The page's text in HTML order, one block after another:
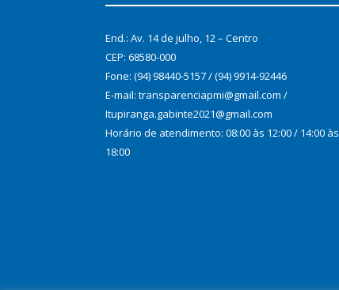
End.: Av. 14 de julho, 12 – Centro
CEP: 68580-000
Fone: (94) 98440-5157 / (94) 9914-92446
E-mail: transparenciapmi@gmail.com /
Itupiranga.gabinte2021@gmail.com
Horário de atendimento: 08:00 às 12:00 / 14:00 às
18:00